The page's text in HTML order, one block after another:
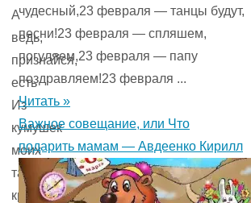
А
ведь,
признайся,
есть
Из
кумушек
моих
таких
кривляк
чудесный,23 февраля — танцы будут,
песни!23 февраля — спляшем,
погуляем,23 февраля — папу
поздравляем!23 февраля ...
Читать »
Важное совещание, или Что
подарить мамам — Авдеенко Кирилл